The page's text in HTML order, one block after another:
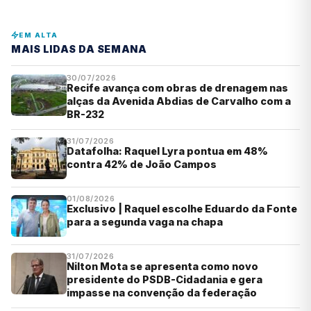
EM ALTA
MAIS LIDAS DA SEMANA
30/07/2026
Recife avança com obras de drenagem nas
alças da Avenida Abdias de Carvalho com a
BR-232
31/07/2026
Datafolha: Raquel Lyra pontua em 48%
contra 42% de João Campos
01/08/2026
Exclusivo | Raquel escolhe Eduardo da Fonte
para a segunda vaga na chapa
31/07/2026
Nilton Mota se apresenta como novo
presidente do PSDB-Cidadania e gera
impasse na convenção da federação